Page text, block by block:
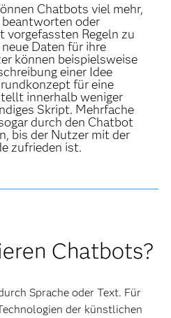
Chatbots viel mehr,
beantworten oder
vorgefassten Regeln zu
Daten für ihre
können beispielsweise
einer Idee
für eine
innerhalb weniger
Skript. Mehrfache
durch den Chatbot
bis der Nutzer mit der
zufrieden ist.
Chatbots?
Sprache oder Text. Für
der künstlichen